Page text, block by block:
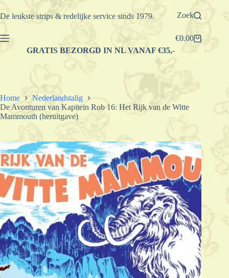
Ga
naar
De leukste strips & redelijke service sinds 1979. Zoek
Winkelwagen
€0.00
GRATIS BEZORGD IN NL VANAF €35,-
Home
Nederlandstalig
De Avonturen van Kapitein Rob 16: Het Rijk van de Witte
Mammouth (heruitgave)